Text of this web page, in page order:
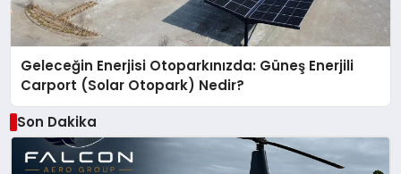
Geleceğin Enerjisi Otoparkınızda: Güneş Enerjili
Carport (Solar Otopark) Nedir?
Son Dakika